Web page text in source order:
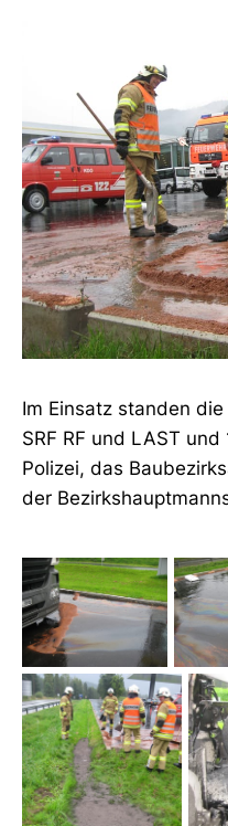
Im Einsatz standen
SRF RF und LAST
Polizei, das
der